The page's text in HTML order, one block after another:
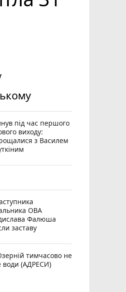
під час першого
виходу:
з Василем
ОВА
Фалюша
заставу
тимчасово не
води (АДРЕСИ)